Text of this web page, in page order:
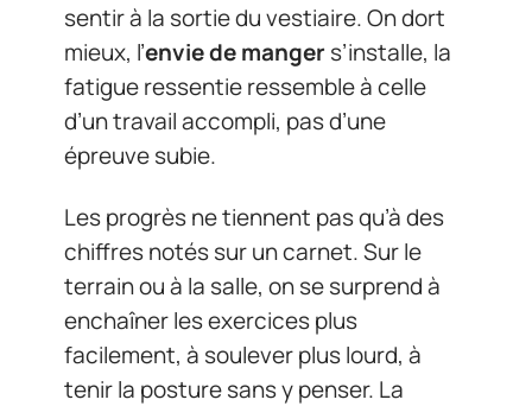
sentir à la sortie du vestiaire. On dort
mieux, l’envie de mangers’installe, la
fatigue ressentie ressemble à celle
d’un travail accompli, pas d’une
épreuve subie.
Les progrès ne tiennent pas qu’à des
chiffres notés sur un carnet. Sur le
terrain ou à la salle, on se surprend à
enchaîner les exercices plus
facilement, à soulever plus lourd, à
tenir la posture sans y penser. La